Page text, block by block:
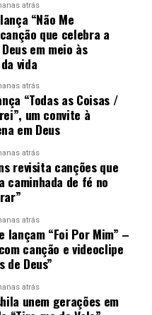
atrás
“Não Me
que celebra a
em meio às
vida
atrás
“Todas as Coisas /
um convite à
em Deus
atrás
revisita canções que
caminhada de fé no
atrás
lançam “Foi Por Mim” –
canção e videoclipe
de Deus”
atrás
unem gerações em